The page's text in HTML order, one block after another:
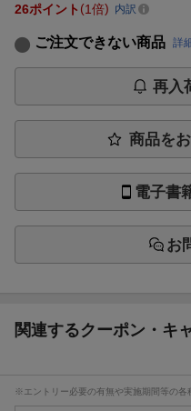
26ポイント 1倍 内訳
ご注文できない商品 詳
再入
商品を
電子書
お
関連するクーポン・キ
※エントリー必要の有無や実施期間等の各